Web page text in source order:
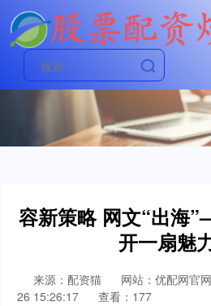
容新策略 网文“出海
开一扇魅
来源：配资猫 网站：优配网官
26 15:26:17
查看：177